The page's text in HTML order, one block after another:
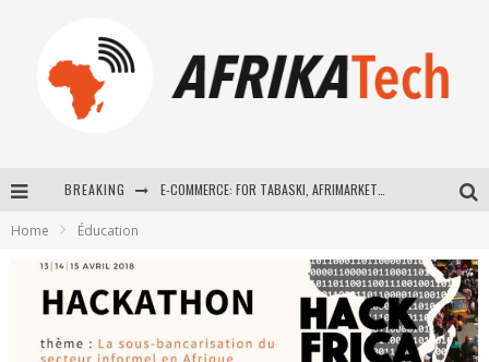
BREAKING
New to online sports betting? Consider These Tips to Play Your First Online Sports Betting Successfully
How Technology Has Changed Sports
Home Éducation